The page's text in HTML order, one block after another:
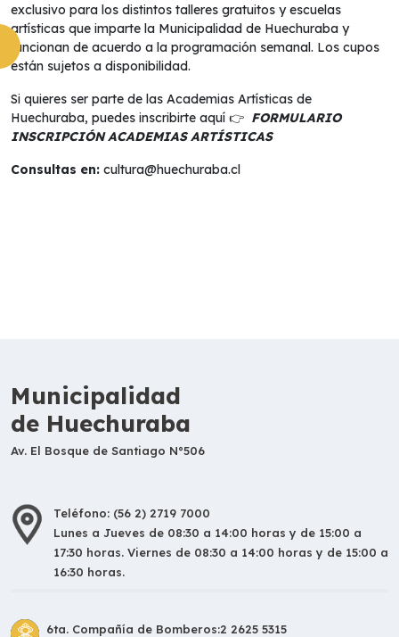
exclusivo para los distintos talleres gratuitos y escuelas
artísticas que imparte la Municipalidad de Huechuraba y
funcionan de acuerdo a la programación semanal. Los cupos
están sujetos a disponibilidad.
Si quieres ser parte de las Academias Artísticas de
Huechuraba, puedes inscribirte aquí 👉 FORMULARIO
INSCRIPCIÓN ACADEMIAS ARTÍSTICAS
Consultas en: cultura@huechuraba.cl
Municipalidad
de Huechuraba
Av. El Bosque de Santiago N°506
Teléfono: (56 2) 2719 7000
Lunes a Jueves de 08:30 a 14:00 horas y de 15:00 a
17:30 horas. Viernes de 08:30 a 14:00 horas y de 15:00 a
16:30 horas.
6ta. Compañía de Bomberos:2 2625 5315